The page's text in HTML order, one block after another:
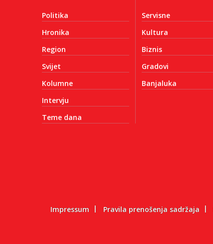
Politika
Hronika
Region
Svijet
Kolumne
Intervju
Teme dana
Servisne
Kultura
Biznis
Gradovi
Banjaluka
Impressum Pravila prenošenja sadržaja